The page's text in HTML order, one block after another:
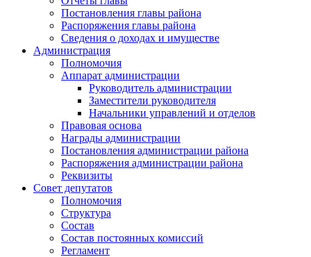
Постановления главы района
Распоряжения главы района
Сведения о доходах и имуществе
Администрация
Полномочия
Аппарат администрации
Руководитель администрации
Заместители руководителя
Начальники управлений и отделов
Правовая основа
Награды администрации
Постановления администрации района
Распоряжения администрации района
Реквизиты
Совет депутатов
Полномочия
Структура
Состав
Состав постоянных комиссий
Регламент